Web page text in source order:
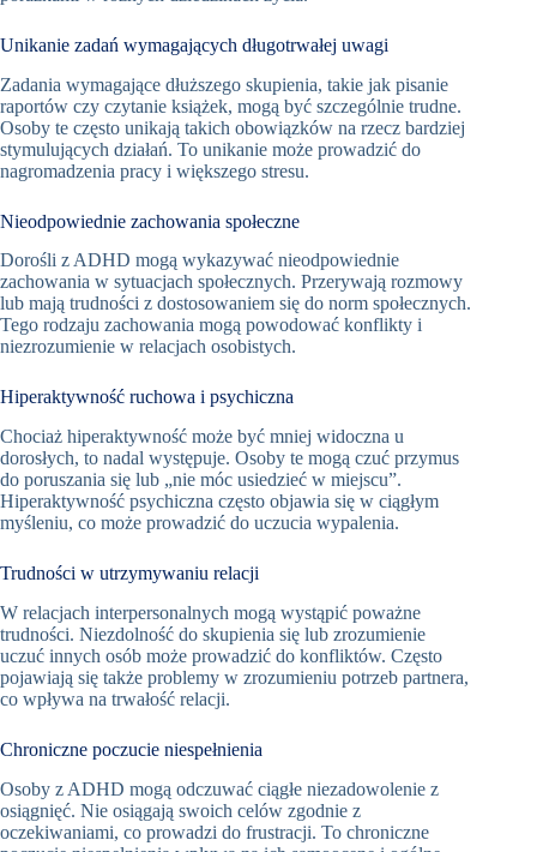
Unikanie zadań wymagających długotrwałej uwagi
Zadania wymagające dłuższego skupienia, takie jak pisanie
raportów czy czytanie książek, mogą być szczególnie trudne.
Osoby te często unikają takich obowiązków na rzecz bardziej
stymulujących działań. To unikanie może prowadzić do
nagromadzenia pracy i większego stresu.
Nieodpowiednie zachowania społeczne
Dorośli z ADHD mogą wykazywać nieodpowiednie
zachowania w sytuacjach społecznych. Przerywają rozmowy
lub mają trudności z dostosowaniem się do norm społecznych.
Tego rodzaju zachowania mogą powodować konflikty i
niezrozumienie w relacjach osobistych.
Hiperaktywność ruchowa i psychiczna
Chociaż hiperaktywność może być mniej widoczna u
dorosłych, to nadal występuje. Osoby te mogą czuć przymus
do poruszania się lub „nie móc usiedzieć w miejscu”.
Hiperaktywność psychiczna często objawia się w ciągłym
myśleniu, co może prowadzić do uczucia wypalenia.
Trudności w utrzymywaniu relacji
W relacjach interpersonalnych mogą wystąpić poważne
trudności. Niezdolność do skupienia się lub zrozumienie
uczuć innych osób może prowadzić do konfliktów. Często
pojawiają się także problemy w zrozumieniu potrzeb partnera,
co wpływa na trwałość relacji.
Chroniczne poczucie niespełnienia
Osoby z ADHD mogą odczuwać ciągłe niezadowolenie z
osiągnięć. Nie osiągają swoich celów zgodnie z
oczekiwaniami, co prowadzi do frustracji. To chroniczne